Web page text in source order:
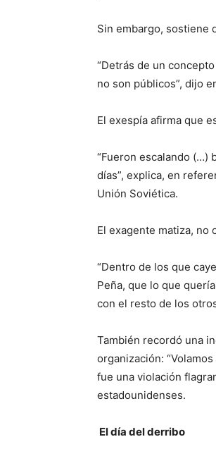
Sin embargo, sostiene
“Detrás de un
no son públicos”, dijo
El exespía afirma que
“Fueron escalando (…)
días”, explica, en
Unión Soviética.
El exagente matiza,
“Dentro de los que
Peña, que lo que
con el resto de los
También recordó una
organización:
fue una violación
estadounidenses.
El día del derribo